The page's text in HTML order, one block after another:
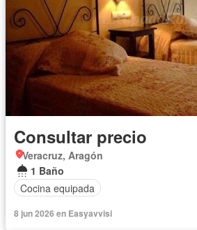
Consultar precio
Veracruz, Aragón
1 Baño
Cocina equipada
8 jun 2026 en Easyavvisi